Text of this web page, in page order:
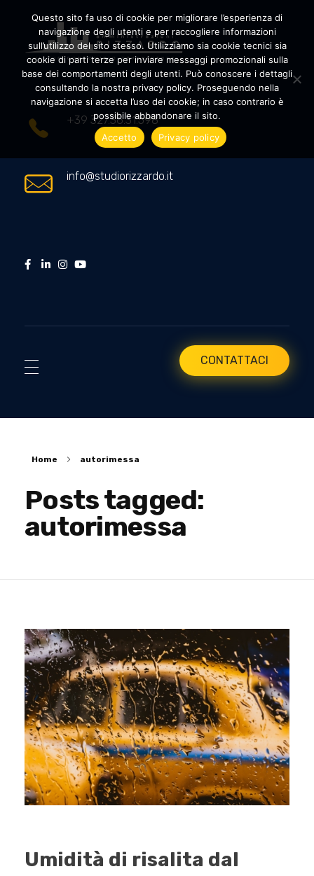
Amministrazioni Rizzardo
+39 327.36.31.598
info@studiorizzardo.it
CONTATTACI
Home autorimessa
Posts tagged:
autorimessa
Umidità di risalita dal
Questo sito fa uso di cookie per migliorare l’esperienza di
navigazione degli utenti e per raccogliere informazioni
sull’utilizzo del sito stesso. Utilizziamo sia cookie tecnici sia
cookie di parti terze per inviare messaggi promozionali sulla
base dei comportamenti degli utenti. Può conoscere i dettagli
consultando la nostra privacy policy. Proseguendo nella
navigazione si accetta l’uso dei cookie; in caso contrario è
possibile abbandonare il sito.
Accetto
Privacy policy